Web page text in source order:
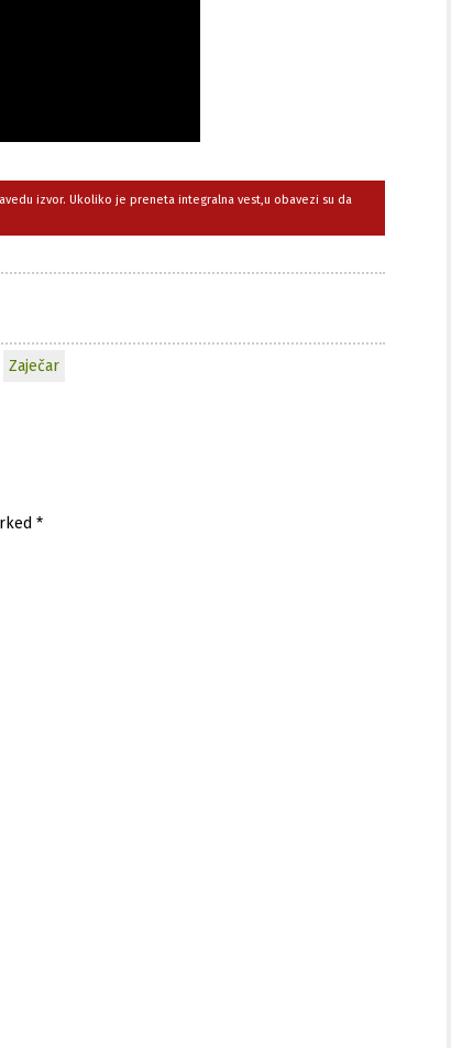
izvor. Ukoliko je preneta integralna vest,u obavezi su da
Zaječar
*